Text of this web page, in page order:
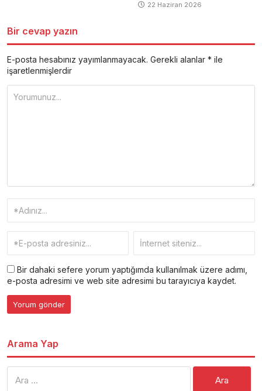
22 Haziran 2026
Bir cevap yazın
E-posta hesabınız yayımlanmayacak. Gerekli alanlar * ile
işaretlenmişlerdir
Bir dahaki sefere yorum yaptığımda kullanılmak üzere adımı,
e-posta adresimi ve web site adresimi bu tarayıcıya kaydet.
Arama Yap